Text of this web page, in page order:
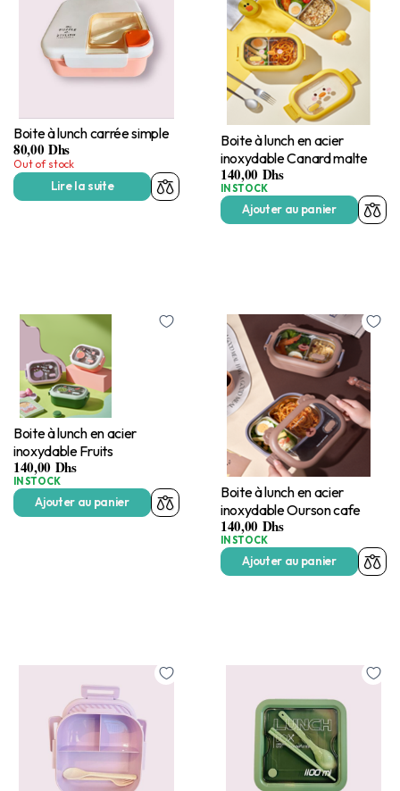
Boite à lunch carrée simple
80,00Dhs
Out of stock
Lire la suite
Boite à lunch en acier
inoxydable Canard malte
140,00 Dhs
IN STOCK
Ajouter au panier
Boite à lunch en acier
inoxydable Fruits
140,00 Dhs
IN STOCK
Ajouter au panier
Boite à lunch en acier
inoxydable Ourson cafe
140,00 Dhs
IN STOCK
Ajouter au panier